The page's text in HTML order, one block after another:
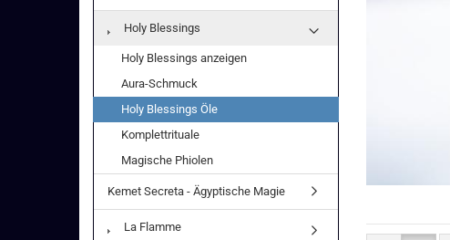
Holy Blessings
Holy Blessings anzeigen
Aura-Schmuck
Holy Blessings Öle
Komplettrituale
Magische Phiolen
Kemet Secreta - Ägyptische Magie
La Flamme